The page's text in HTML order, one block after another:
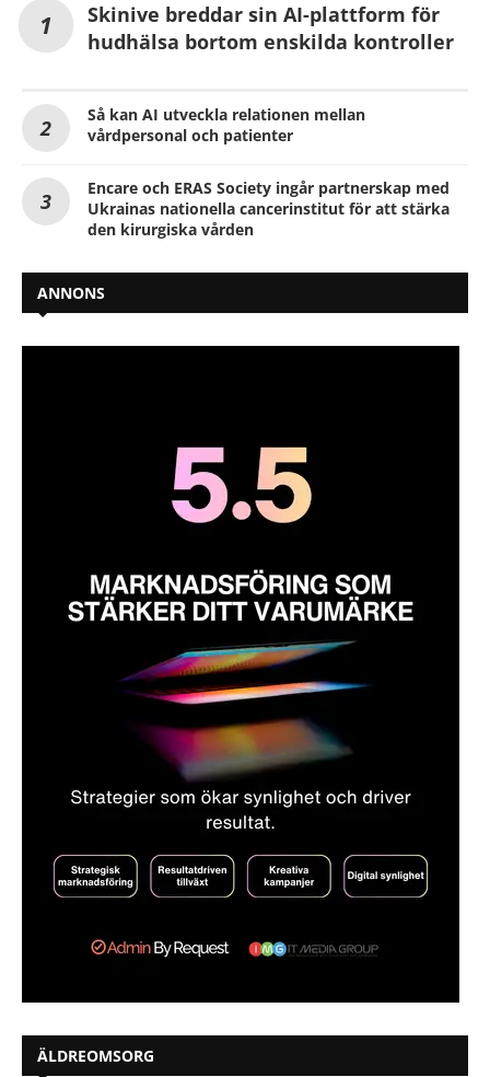
Skinive breddar sin AI-plattform för
hudhälsa bortom enskilda kontroller
Så kan AI utveckla relationen mellan
vårdpersonal och patienter
Encare och ERAS Society ingår partnerskap med
Ukrainas nationella cancerinstitut för att stärka
den kirurgiska vården
ANNONS
ÄLDREOMSORG